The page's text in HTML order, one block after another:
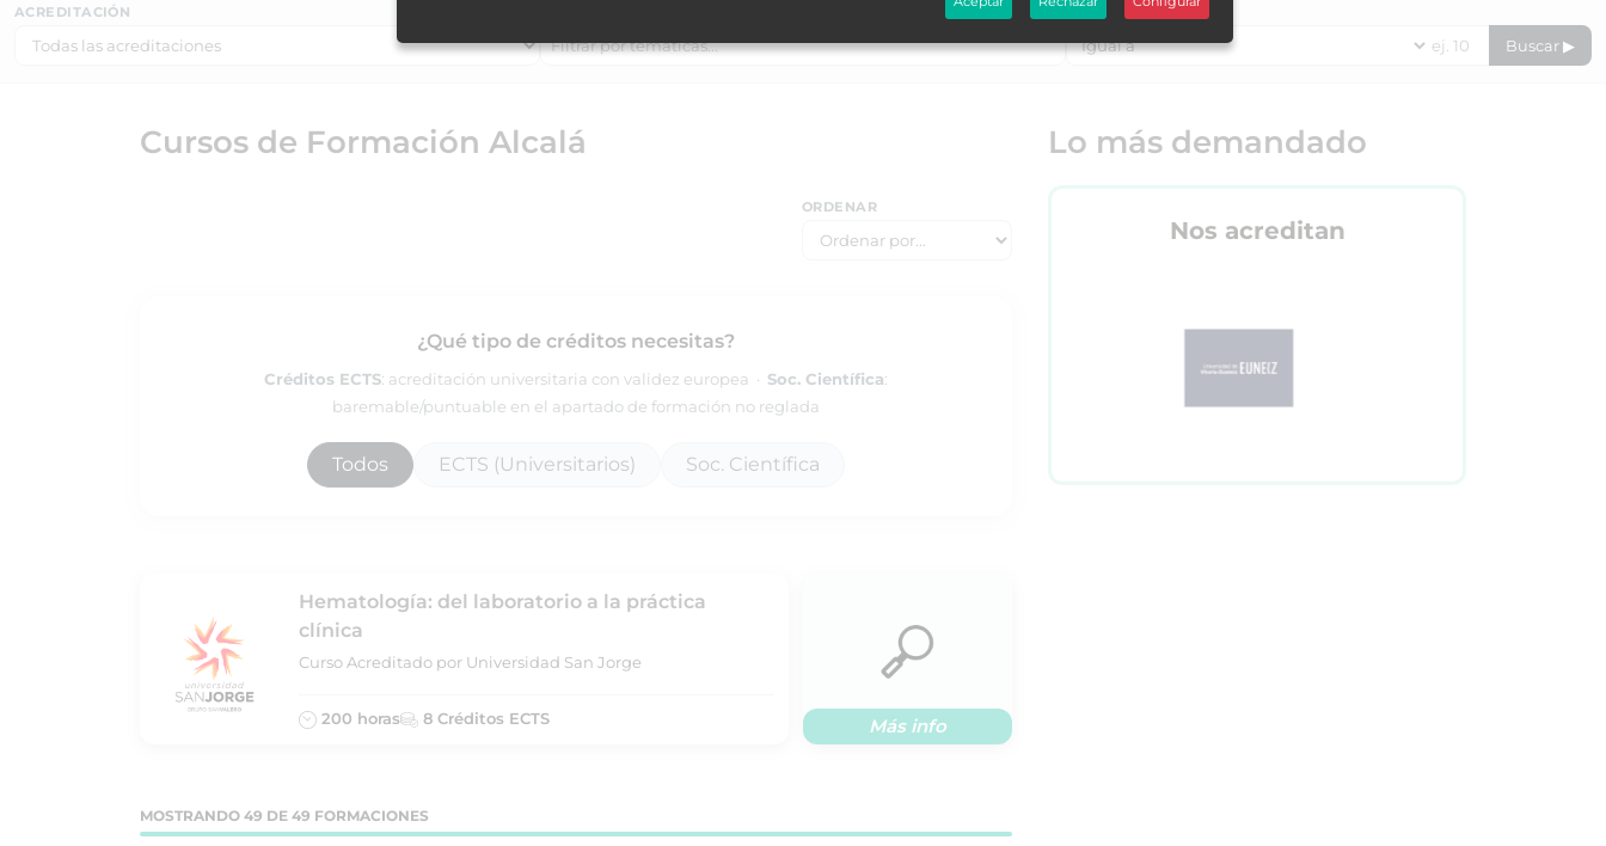
ACREDITACIÓN DURACIÓN EN HORAS
Buscar ▶
Cursos de Formación Alcalá
ORDENAR
¿Qué tipo de créditos necesitas?
Créditos ECTS: acreditación universitaria con validez europea · Soc. Científica:
baremable/puntuable en el apartado de formación no reglada
Todos ECTS (Universitarios) Soc. Científica
Hematología: del laboratorio a la práctica
clínica
Curso Acreditado por Universidad San Jorge
200 horas 8 Créditos ECTS Más info
MOSTRANDO 49 DE 49 FORMACIONES
Lo más demandado
Nos acreditan